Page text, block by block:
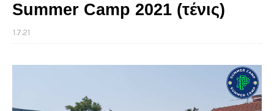
Summer Camp 2021 (τένις)
1.7.21